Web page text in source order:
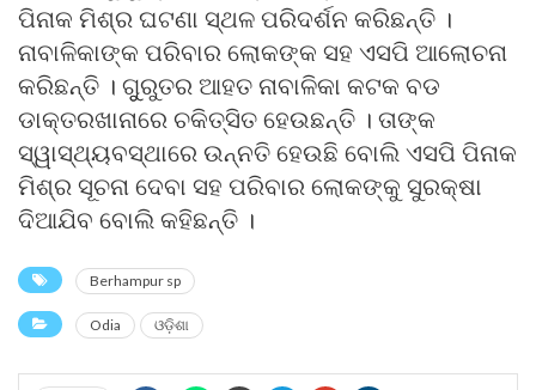
ପିନାକ ମିଶ୍ର ଘଟଣା ସ୍ଥଳ ପରିଦର୍ଶନ କରିଛନ୍ତି ।
ନାବାଳିକାଙ୍କ ପରିବାର ଲୋକଙ୍କ ସହ ଏସପି ଆଲୋଚନା
କରିଛନ୍ତି । ଗୁୁରୁତର ଆହତ ନାବାଳିକା କଟକ ବଡ
ଡାକ୍ତରଖାନାରେ ଚକିତ୍ସିତ ହେଉଛନ୍ତି । ତାଙ୍କ
ସ୍ୱାସ୍ଥ୍ୟବସ୍ଥାରେ ଉନ୍ନତି ହେଉଛି ବୋଲି ଏସପି ପିନାକ
ମିଶ୍ର ସୂଚନା ଦେବା ସହ ପରିବାର ଲୋକଙ୍କୁ ସୁରକ୍ଷା
ଦିଆଯିବ ବୋଲି କହିଛନ୍ତି ।
Berhampur sp
Odia ଓଡ଼ିଶା